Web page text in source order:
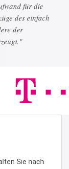
für die
des einfach
der
Sie nach